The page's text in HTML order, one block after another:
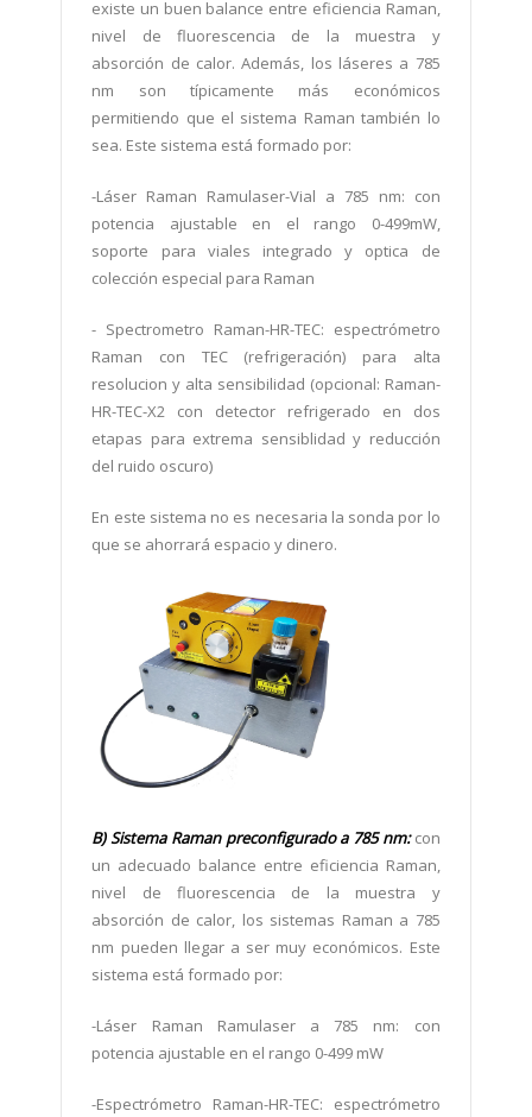
existe un buen balance entre eficiencia Raman,
nivel de fluorescencia de la muestra y
absorción de calor. Además, los láseres a 785
nm son típicamente más económicos
permitiendo que el sistema Raman también lo
sea. Este sistema está formado por:
-Láser Raman Ramulaser-Vial a 785 nm: con
potencia ajustable en el rango 0-499mW,
soporte para viales integrado y optica de
colección especial para Raman
- Spectrometro Raman-HR-TEC: espectrómetro
Raman con TEC (refrigeración) para alta
resolucion y alta sensibilidad (opcional: Raman-
HR-TEC-X2 con detector refrigerado en dos
etapas para extrema sensiblidad y reducción
del ruido oscuro)
En este sistema no es necesaria la sonda por lo
que se ahorrará espacio y dinero.
B)Sistema Raman preconfigurado a 785 nm:con
un adecuado balance entre eficiencia Raman,
nivel de fluorescencia de la muestra y
absorción de calor, los sistemas Raman a 785
nm pueden llegar a ser muy económicos. Este
sistema está formado por:
-Láser Raman Ramulaser a 785 nm: con
potencia ajustable en el rango 0-499 mW
-Espectrómetro Raman-HR-TEC: espectrómetro